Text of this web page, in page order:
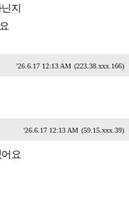
지
'26.6.17 12:13 AM (223.38.xxx.166)
'26.6.17 12:13 AM (59.15.xxx.39)
요